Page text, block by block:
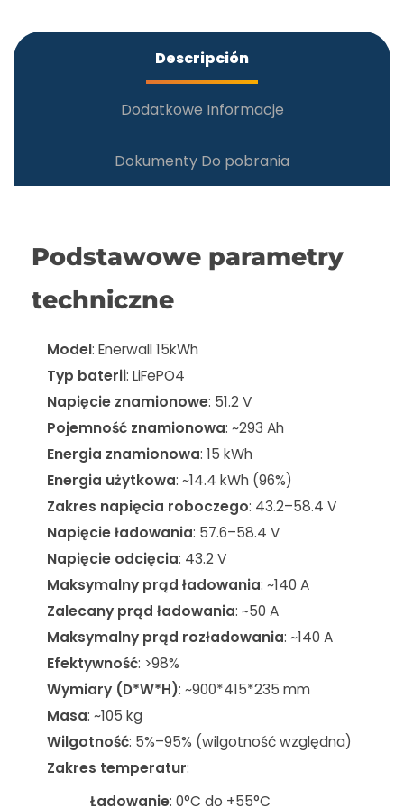
Descripción
Dodatkowe Informacje
Dokumenty Do pobrania
Podstawowe parametry
techniczne
Model: Enerwall 15kWh
Typ baterii: LiFePO4
Napięcie znamionowe: 51.2 V
Pojemność znamionowa: ~293 Ah
Energia znamionowa: 15 kWh
Energia użytkowa: ~14.4 kWh (96%)
Zakres napięcia roboczego: 43.2–58.4 V
Napięcie ładowania: 57.6–58.4 V
Napięcie odcięcia: 43.2 V
Maksymalny prąd ładowania: ~140 A
Zalecany prąd ładowania: ~50 A
Maksymalny prąd rozładowania: ~140 A
Efektywność: >98%
Wymiary (D*W*H): ~900*415*235 mm
Masa: ~105 kg
Wilgotność: 5%–95% (wilgotność względna)
Zakres temperatur:
Ładowanie: 0°C do +55°C